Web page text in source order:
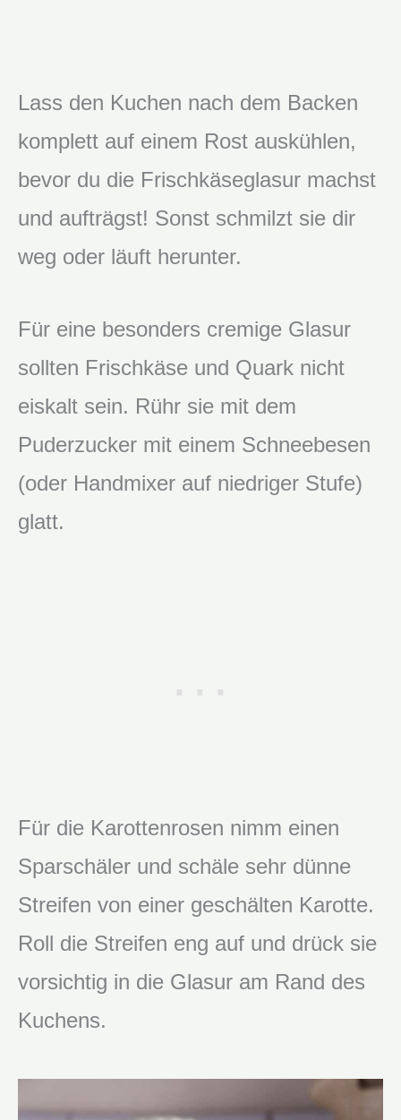
Lass den Kuchen nach dem Backen
komplett auf einem Rost auskühlen,
bevor du die Frischkäseglasur machst
und aufträgst! Sonst schmilzt sie dir
weg oder läuft herunter.
Für eine besonders cremige Glasur
sollten Frischkäse und Quark nicht
eiskalt sein. Rühr sie mit dem
Puderzucker mit einem Schneebesen
(oder Handmixer auf niedriger Stufe)
glatt.
Für die Karottenrosen nimm einen
Sparschäler und schäle sehr dünne
Streifen von einer geschälten Karotte.
Roll die Streifen eng auf und drück sie
vorsichtig in die Glasur am Rand des
Kuchens.